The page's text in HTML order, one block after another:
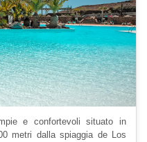
e confortevoli situato in
metri dalla spiaggia de Los